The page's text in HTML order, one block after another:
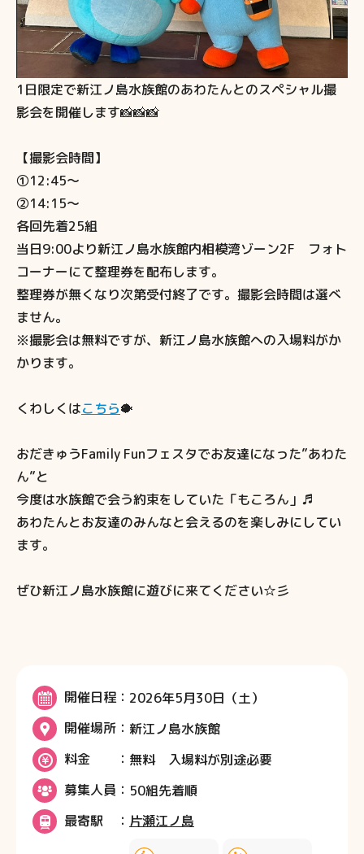
1日限定で新江ノ島水族館のあわたんとのスペシャル撮
影会を開催します📸📸📸
【撮影会時間】
①12:45～
②14:15～
各回先着25組
当日9:00より新江ノ島水族館内相模湾ゾーン2F フォト
コーナーにて整理券を配布します。
整理券が無くなり次第受付終了です。撮影会時間は選べ
ません。
※撮影会は無料ですが、新江ノ島水族館への入場料がか
かります。
くわしくはこちら🐡
おだきゅうFamily Funフェスタでお友達になった”あわた
ん”と
今度は水族館で会う約束をしていた「もころん」♬
あわたんとお友達のみんなと会えるのを楽しみにしてい
ます。
ぜひ新江ノ島水族館に遊びに来てください☆彡
開催日程
2026年5月30日（土）
開催場所
新江ノ島水族館
料金
無料 入場料が別途必要
募集人員
50組先着順
最寄駅
片瀬江ノ島